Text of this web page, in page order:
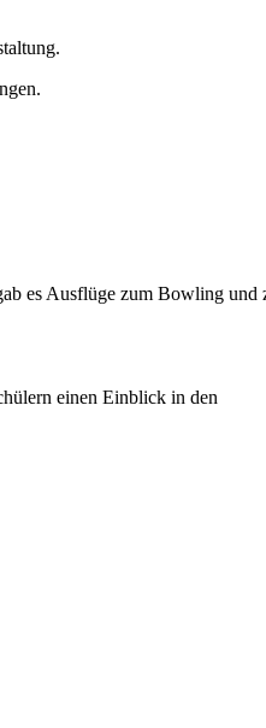
es Ausflüge zum Bowling und
einen Einblick in den